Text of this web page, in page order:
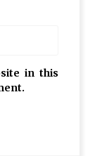
in this